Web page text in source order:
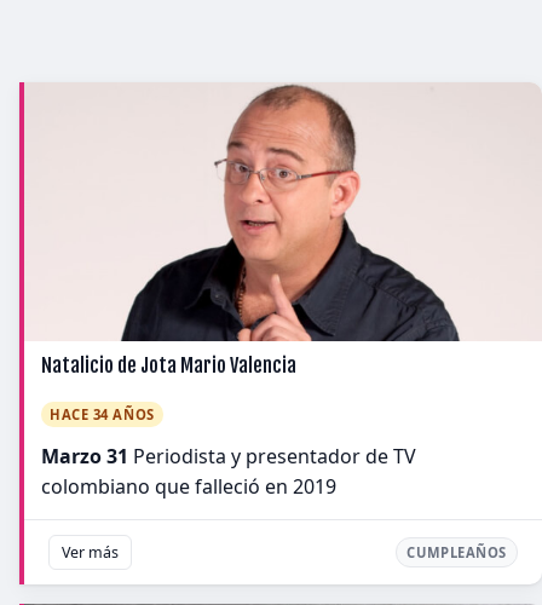
Natalicio de Jota Mario Valencia
HACE 34 AÑOS
Marzo 31 Periodista y presentador de TV
colombiano que falleció en 2019
Ver más CUMPLEAÑOS